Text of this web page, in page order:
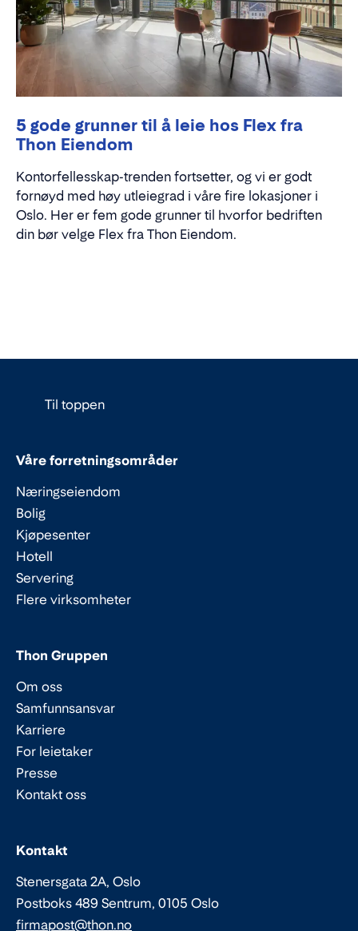
5 gode grunner til å leie hos Flex fra
Thon Eiendom
Kontorfellesskap-trenden fortsetter, og vi er godt
fornøyd med høy utleiegrad i våre fire lokasjoner i
Oslo. Her er fem gode grunner til hvorfor bedriften
din bør velge Flex fra Thon Eiendom.
Til toppen
Våre forretningsområder
Næringseiendom
Bolig
Kjøpesenter
Hotell
Servering
Flere virksomheter
Thon Gruppen
Om oss
Samfunnsansvar
Karriere
For leietaker
Presse
Kontakt oss
Kontakt
Stenersgata 2A, Oslo
Postboks 489 Sentrum, 0105 Oslo
Epost:
firmapost@thon.no
Telefon: